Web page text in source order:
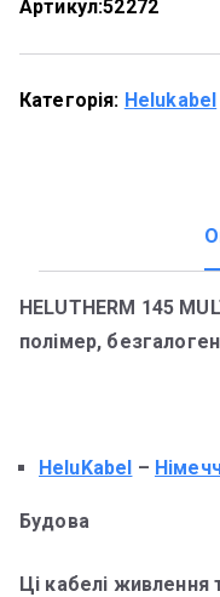
Артикул:52272
Категорія: Helukabel
HELUTHERM 145
полімер,
HeluKabel –
Будова
Ці кабелі живлення